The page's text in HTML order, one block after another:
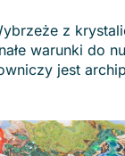
z
warunki do
jest